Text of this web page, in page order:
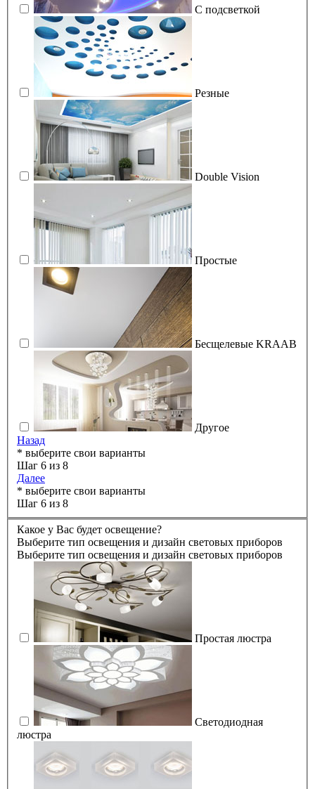
С подсветкой
Резные
Double Vision
Простые
Бесщелевые KRAAB
Другое
Назад
* выберите свои варианты
Шаг 6 из 8
Далее
* выберите свои варианты
Шаг 6 из 8
Какое у Вас будет освещение?
Выберите тип освещения и дизайн световых приборов
Выберите тип освещения и дизайн световых приборов
Простая люстра
Светодиодная
люстра